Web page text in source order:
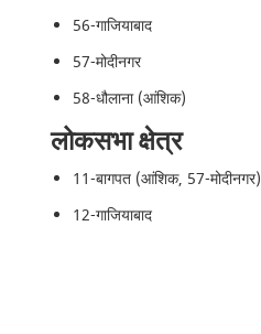
56-गाजियाबाद
57-मोदीनगर
58-धौलाना (आंशिक)
लोकसभा क्षेत्र
11-बागपत (आंशिक, 57-मोदीनगर)
12-गाजियाबाद